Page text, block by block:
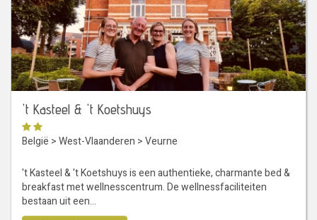
't Kasteel & 't Koetshuys
België >West-Vlaanderen >Veurne
't Kasteel & 't Koetshuys is een authentieke, charmante bed &
breakfast met wellnesscentrum. De wellnessfaciliteiten
bestaan uit een…